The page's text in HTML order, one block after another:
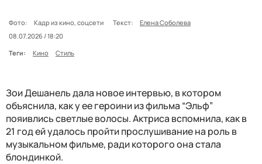
Фото: Кадр из кино, соцсети Текст:
Елена Соболева
08.07.2026 / 18:20
Теги:
Кино Стиль
Зои Дешанель дала новое интервью, в котором
объяснила, как у ее героини из фильма “Эльф”
пояивлись светлые волосы. Актриса вспомнила, как в
21 год ей удалось пройти прослушивание на роль в
музыкальном фильме, ради которого она стала
блондинкой.